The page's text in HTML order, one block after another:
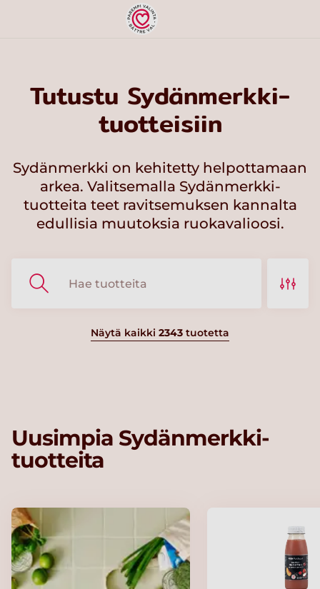
Tutustu Sydänmerkki-
tuotteisiin
Sydänmerkki on kehitetty helpottamaan
arkea. Valitsemalla Sydänmerkki-
tuotteita teet ravitsemuksen kannalta
edullisia muutoksia ruokavalioosi.
Näytä kaikki 2343 tuotetta
Uusimpia Sydänmerkki-
tuotteita